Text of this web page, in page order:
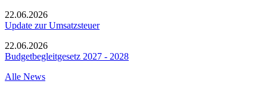
22.06.2026
Update zur Umsatzsteuer
22.06.2026
Budgetbegleitgesetz 2027 - 2028
Alle News